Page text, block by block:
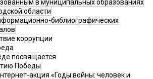
в муниципальных образованиях
области
библиографических
коррупции
посвящается
Победы
акция «Годы войны: человек и